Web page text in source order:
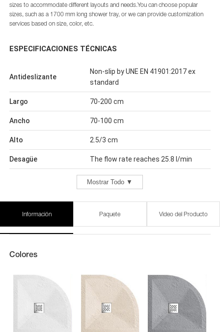
sizes to accommodate different layouts and needs.You can choose popular
sizes, such as a 1700 mm long shower tray, or we can provide customization
services based on size, color, etc.
ESPECIFICACIONES TÉCNICAS
Antideslizante
Non-slip by UNE EN 41901:2017 ex
standard
Largo 70-200 cm
Ancho 70-100 cm
Alto 2.5/3 cm
Desagüe The flow rate reaches 25.8 l/min
Mostrar Todo ▼
Información Paquete Video del Producto
Colores